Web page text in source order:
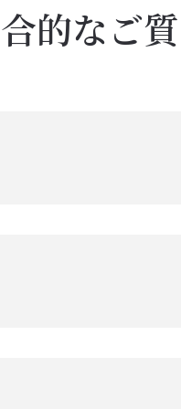
的なご
せが改善されるので、